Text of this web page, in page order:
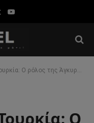
YouTube
και οι επόμενες κινήσεις Τραμπ και Νετανιάχου
Ο